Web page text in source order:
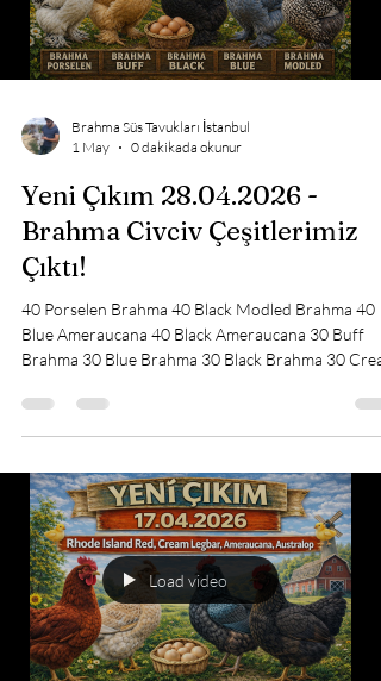
Ligorin 20 Gold Ligorin 15 Trabzon Gugullu 15
Ligorin 15 Black Ligorin
Load video
Brahma Süs Tavukları İstanbul
1 May
0 dakikada okunur
Yeni Çıkım 28.04.2026 -
Brahma Civciv Çeşitlerimiz
Çıktı!
40 Porselen Brahma 40 Black Modled Brahma 40
Blue Ameraucana 40 Black Ameraucana 30 Buff
Brahma 30 Blue Brahma 30 Black Brahma 30
Legbar 30 Rhode İsland Red 25 Trabzon Gugullu 25
Gümüş Fizan 20 Newhampshire 20 Black Modled
Ligorin 20 Silver Ligorin 20 Hint 15 Gold Ligorin 15
Coco Ligorin 15 Black Ligorin 15 Light Sussex 15